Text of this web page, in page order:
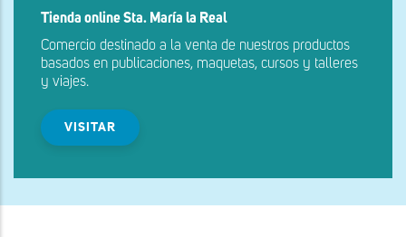
Tienda online Sta. María la Real
Comercio destinado a la venta de nuestros productos
basados en publicaciones, maquetas, cursos y talleres
y viajes.
VISITAR